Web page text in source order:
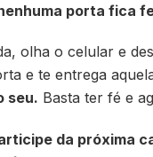
porta fica
olha o celular e
e te entrega
seu. Basta ter fé e
da próxima